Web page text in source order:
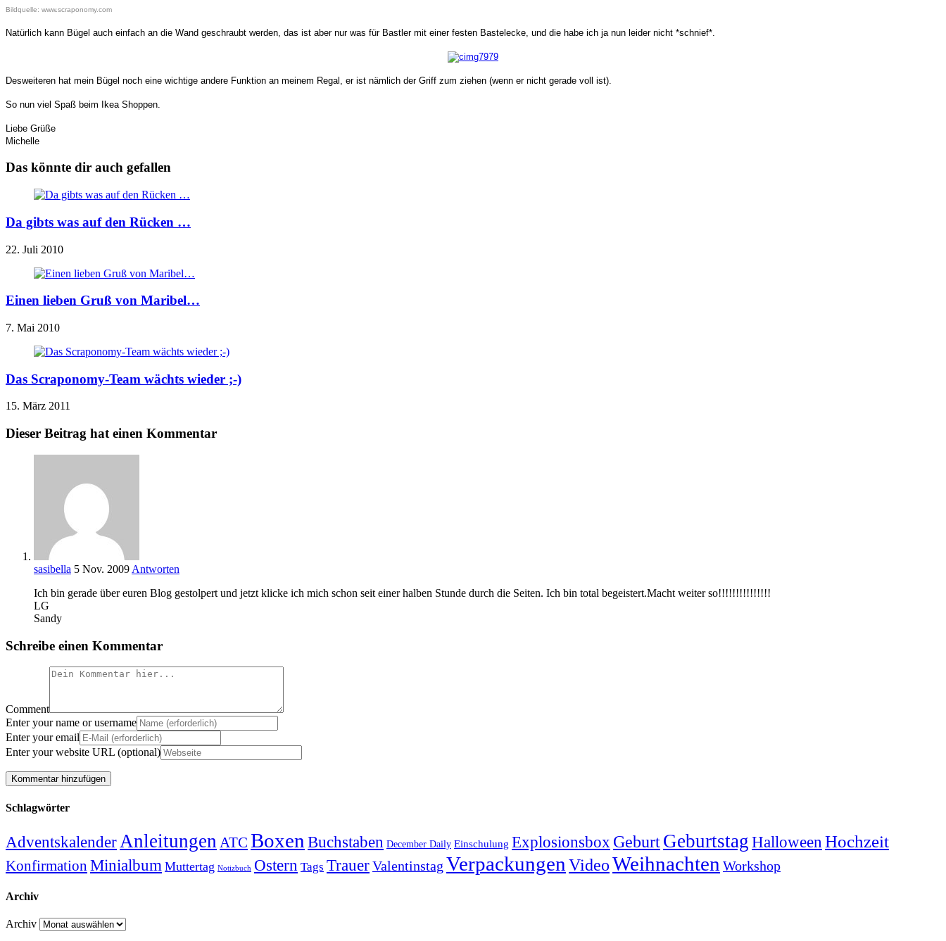
Bildquelle: www.scraponomy.com
Natürlich kann Bügel auch einfach an die Wand geschraubt werden, das ist aber nur was für Bastler mit einer festen Bastelecke, und die habe ich ja nun leider nicht *schnief*.
Desweiteren hat mein Bügel noch eine wichtige andere Funktion an meinem Regal, er ist nämlich der Griff zum ziehen (wenn er nicht gerade voll ist).
So nun viel Spaß beim Ikea Shoppen.
Liebe Grüße
Michelle
Das könnte dir auch gefallen
Da gibts was auf den Rücken …
22. Juli 2010
Einen lieben Gruß von Maribel…
7. Mai 2010
Das Scraponomy-Team wächts wieder ;-)
15. März 2011
Dieser Beitrag hat einen Kommentar
sasibella 5 Nov. 2009 Antworten
Ich bin gerade über euren Blog gestolpert und jetzt klicke ich mich schon seit einer halben Stunde durch die Seiten. Ich bin total begeistert.Macht weiter so!!!!!!!!!!!!!!!
LG
Sandy
Schreibe einen Kommentar
Comment
Enter your name or username
Enter your email
Enter your website URL (optional)
Schlagwörter
Adventskalender Anleitungen ATC Boxen Buchstaben December Daily Einschulung Explosionsbox GeburtGeburtstag Halloween Hochzeit
Konfirmation Minialbum Muttertag Notizbuch Ostern Tags TrauerValentinstag Verpackungen VideoWeihnachten Workshop
Archiv
Archiv